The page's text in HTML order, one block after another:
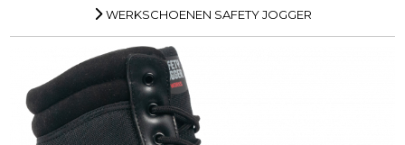
WERKSCHOENEN SAFETY JOGGER